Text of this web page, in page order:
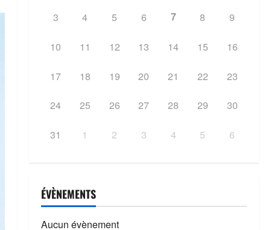
3 4 5 6 7 8 9
10 11 12 13 14 15 16
17 18 19 20 21 22 23
24 25 26 27 28 29 30
31 1 2 3 4 5 6
ÉVÈNEMENTS
Aucun évènement